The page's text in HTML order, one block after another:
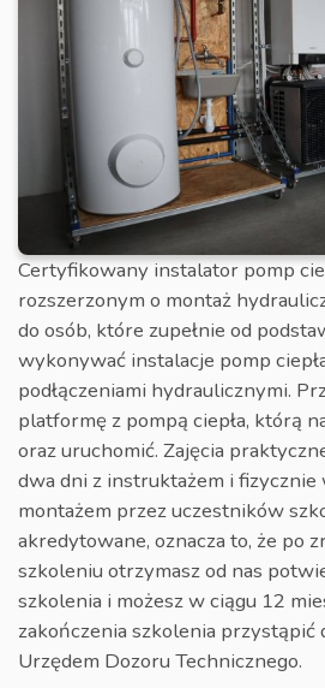
Certyfikowany instalator pomp
rozszerzonym o montaż
do osób, które zupełnie od
wykonywać instalacje pomp
podłączeniami hydraulicznymi.
platformę z pompą ciepła, którą
oraz uruchomić. Zajęcia
dwa dni z instruktażem i
montażem przez uczestników
akredytowane, oznacza to, że po
szkoleniu otrzymasz od nas
szkolenia i możesz w ciągu 12
zakończenia szkolenia przystąpić
Urzędem Dozoru Technicznego.